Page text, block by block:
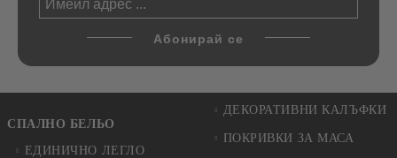
СПАЛНО БЕЛЬО
ЕДИНИЧНО ЛЕГЛО
ДЕКОРАТИВНИ КАЛЪФКИ
ПОКРИВКИ ЗА МАСА